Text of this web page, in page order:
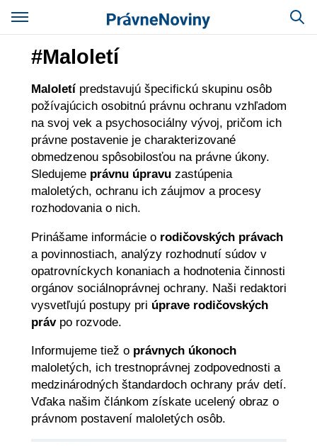
#Maloletí
Maloletípredstavujú špecifickú skupinu osôb
požívajúcich osobitnú právnu ochranu vzhľadom
na svoj vek a psychosociálny vývoj, pričom ich
právne postavenie je charakterizované
obmedzenou spôsobilosťou na právne úkony.
Sledujeme právnu úpravuzastúpenia
maloletých, ochranu ich záujmov a procesy
rozhodovania o nich.
Prinášame informácie o rodičovských právach
a povinnostiach, analýzy rozhodnutí súdov v
opatrovníckych konaniach a hodnotenia činnosti
orgánov sociálnoprávnej ochrany. Naši redaktori
vysvetľujú postupy pri úprave rodičovských
právpo rozvode.
Informujeme tiež o právnych úkonoch
maloletých, ich trestnoprávnej zodpovednosti a
medzinárodných štandardoch ochrany práv detí.
Vďaka našim článkom získate ucelený obraz o
právnom postavení maloletých osôb.